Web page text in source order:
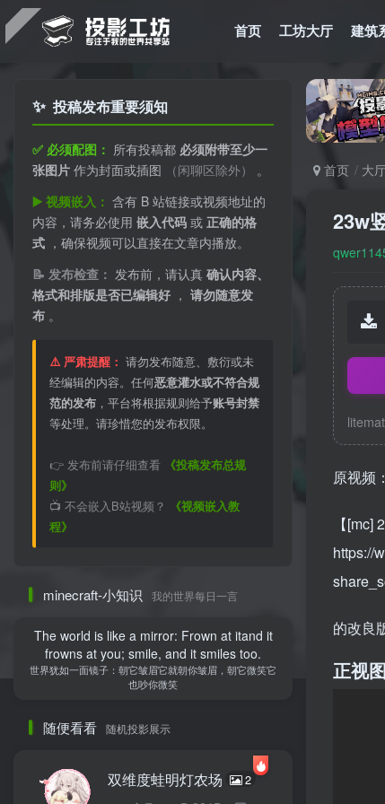
首页 工坊大厅 建筑
✨ 投稿发布重要须知
✅ 必须配图： 所有投稿都 必须附带至少一
张图片 作为封面或插图 （闲聊区除外） 。
▶️ 视频嵌入： 含有 B 站链接或视频地址的
内容，请务必使用 嵌入代码 或 正确的格
式 ，确保视频可以直接在文章内播放。
📝 发布检查： 发布前，请认真 确认内容、
格式和排版是否已编辑好 ， 请勿随意发
布 。
⚠️ 严肃提醒： 请勿发布随意、敷衍或未
经编辑的内容。任何恶意灌水或不符合规
范的发布 ，平台将根据规则给予账号封禁
等处理。请珍惜您的发布权限。
👉 发布前请仔细查看 《投稿发布总规
则》
📺 不会嵌入B站视频？
《视频嵌入教
程》
minecraft-小知识 我的世界每日一言
The world is like a mirror: Frown at itand it
frowns at you; smile, and it smiles too.
世界犹如一面镜子：朝它皱眉它就朝你皱眉，朝它微笑它
也吵你微笑
随便看看 随机投影展示
双维度蛙明灯农场 2
首页 大
23w
原视频：
【[mc]
https://
的改良
正视